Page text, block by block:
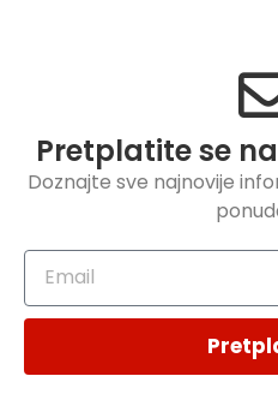
Pretplatite se
Doznajte sve najnovije